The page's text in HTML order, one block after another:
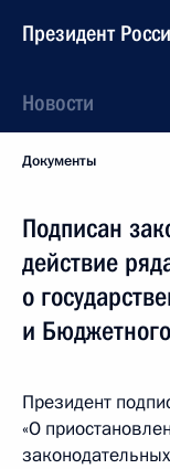
Президент
Новости
Документы
Подписан
действие
о
и
Президент
«О